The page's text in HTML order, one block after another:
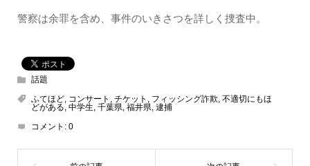
警察は余罪を含め、事件のいきさつを詳しく捜査中。
話題
ふてほど, コンサート チケット フィッシング詐欺 不適切にもほ
どがある 中学生 千葉県 福井県 逮捕
コメント: 0